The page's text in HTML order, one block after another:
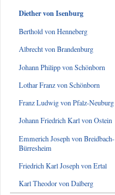
Diether von Isenburg
Berthold von Henneberg
Albrecht von Brandenburg
Johann Philipp von Schönborn
Lothar Franz von Schönborn
Franz Ludwig von Pfalz-Neuburg
Johann Friedrich Karl von Ostein
Emmerich Joseph von Breidbach-
Bürresheim
Friedrich Karl Joseph von Ertal
Karl Theodor von Dalberg